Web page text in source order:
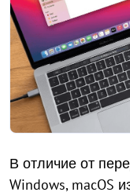
В отличие от
Windows, macOS